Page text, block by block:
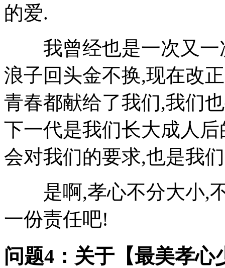
的爱.
我曾经也是一次又一
浪子回头金不换,现在改
青春都献给了我们,我们
下一代是我们长大成人
会对我们的要求,也是我
是啊,孝心不分大小,不
一份责任吧!
问题4：关于【最美孝心